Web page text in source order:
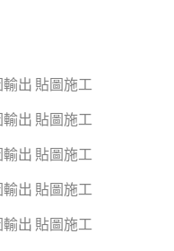
出 貼圖施工
出 貼圖施工
出 貼圖施工
出 貼圖施工
出 貼圖施工